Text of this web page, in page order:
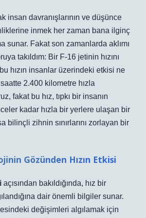
insan davranışlarının ve düşünce
inmek her zaman bana ilginç
sunar. Fakat son zamanlarda aklımı
takıldım: Bir F-16 jetinin hızını
hızın insanlar üzerindeki etkisi ne
2.400 kilometre hızla
fakat bu hız, tıpkı bir insanın
kadar hızla bir yerlere ulaşan bir
bilinçli zihnin sınırlarını zorlayan bir
Gözünden Hızın Etkisi
açısından bakıldığında, hız bir
dair önemli bilgiler sunar.
değişimleri algılamak için